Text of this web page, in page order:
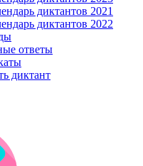
диктантов 2021
диктантов 2022
ответы
диктант